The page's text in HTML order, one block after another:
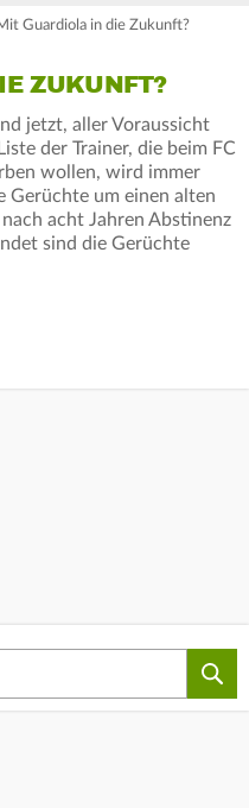
Guardiola in die Zukunft?
ZUKUNFT?
jetzt, aller Voraussicht
der Trainer, die beim FC
wollen, wird immer
Gerüchte um einen alten
acht Jahren Abstinenz
sind die Gerüchte